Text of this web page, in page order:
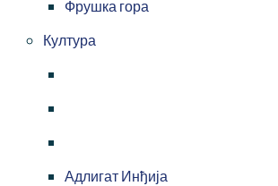
Фрушка гора
Култура
Адлигат Инђија